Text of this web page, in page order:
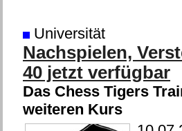
Universität
Nachspielen,
40 jetzt verfügbar
Das Chess Tigers
weiteren Kurs